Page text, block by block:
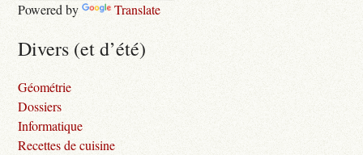
Powered by Translate
Divers (et d’été)
Géométrie
Dossiers
Informatique
Recettes de cuisine